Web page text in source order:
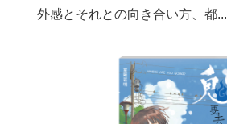
外感とそれとの向き合い方、都...